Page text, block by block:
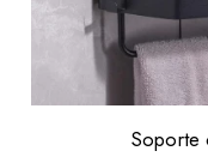
Soporte